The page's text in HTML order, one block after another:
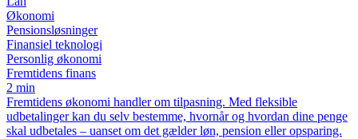
Økonomi
Pensionsløsninger
Finansiel teknologi
Personlig økonomi
Fremtidens finans
2 min
Fremtidens økonomi handler om tilpasning. Med fleksible
udbetalinger kan du selv bestemme, hvornår og hvordan dine penge
skal udbetales – uanset om det gælder løn, pension eller opsparing.